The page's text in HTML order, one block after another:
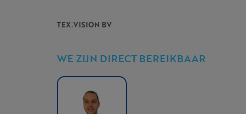
TEX.VISION BV
WE ZIJN DIRECT BEREIKBAAR